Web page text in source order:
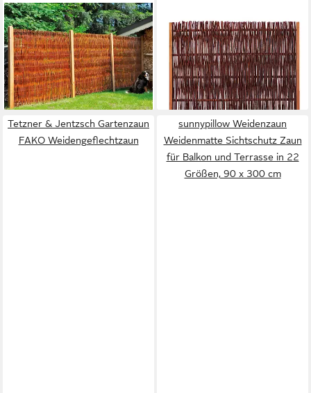
TETZNER & JENTZSCH
Weidenzaun Fontana 4, (Set),
6 Elemente, LxH: 1143x180
cm
1.279,99 €
lieferbar in 2 Wochen
Gartenzaun FUEGO
Weidengeflechtzaun
59,99 €
lieferbar - in 9-11 Werktagen bei
dir
Tetzner & Jentzsch Gartenzaun
FAKO Weidengeflechtzaun
sunnypillow Weidenzaun
Weidenmatte Sichtschutz Zaun
für Balkon und Terrasse in 22
Größen, 90 x 300 cm